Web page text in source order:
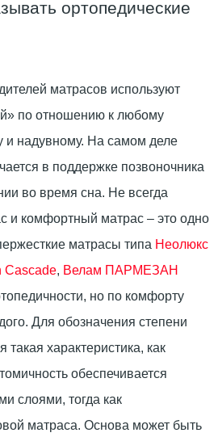
ортопедические
матрасов используют
по отношению к любому
и надувному. На самом деле
в поддержке позвоночника
во время сна. Не всегда
и комфортный матрас – это одно
матрасы типа Неолюкс
Cascade, Велам ПАРМЕЗАН
но по комфорту
Для обозначения степени
такая характеристика, как
обеспечивается
слоями, тогда как
матраса. Основа может быть